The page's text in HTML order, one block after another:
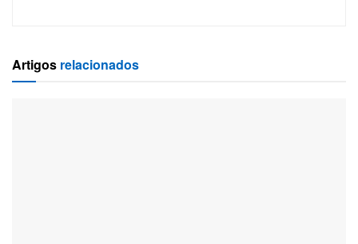
Artigos relacionados